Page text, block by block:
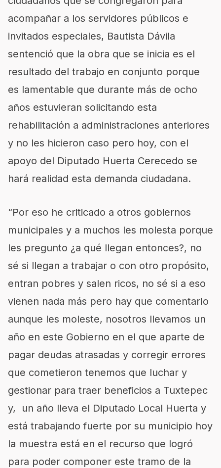
acompañar a los servidores públicos e
invitados especiales, Bautista Dávila
sentenció que la obra que se inicia es el
resultado del trabajo en conjunto porque
es lamentable que durante más de ocho
años estuvieran solicitando esta
rehabilitación a administraciones anteriores
y no les hicieron caso pero hoy, con el
apoyo del Diputado Huerta Cerecedo se
hará realidad esta demanda ciudadana.
“Por eso he criticado a otros gobiernos
municipales y a muchos les molesta porque
les pregunto ¿a qué llegan entonces?, no
sé si llegan a trabajar o con otro propósito,
entran pobres y salen ricos, no sé si a eso
vienen nada más pero hay que comentarlo
aunque les moleste, nosotros llevamos un
año en este Gobierno en el que aparte de
pagar deudas atrasadas y corregir errores
que cometieron tenemos que luchar y
gestionar para traer beneficios a Tuxtepec
y, un año lleva el Diputado Local Huerta y
está trabajando fuerte por su municipio hoy
la muestra está en el recurso que logró
para poder componer este tramo de la